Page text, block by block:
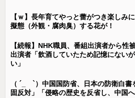
【ｗ】長年育てやっと蕾がつき楽しみ
擬態（外観・腐肉臭）する花が！
【続報】NHK職員、番組出演者から性
出演者「飲酒していたため記憶にない
い」
（ ´_ゝ`）中国国防省、日本の防衛白
固反対」「侵略の歴史を反省し、中国